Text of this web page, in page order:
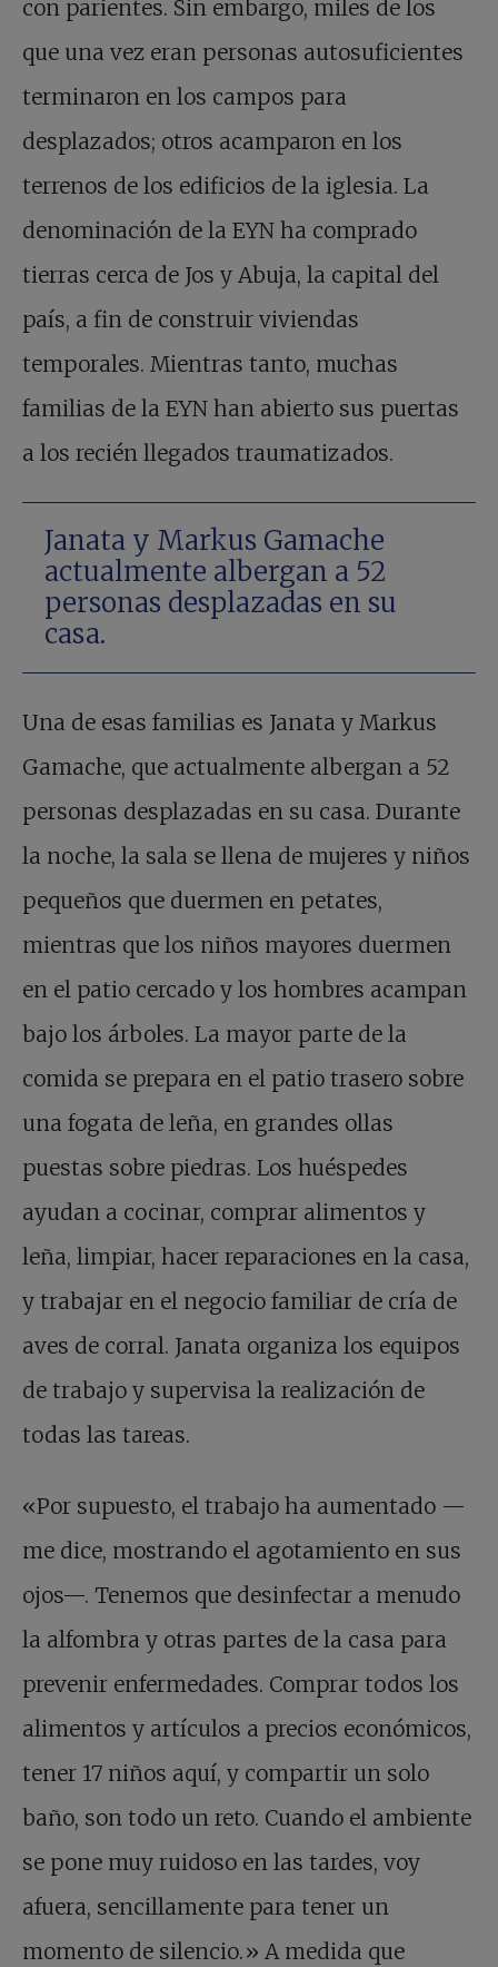
con parientes. Sin embargo, miles de los
que una vez eran personas autosuficientes
terminaron en los campos para
desplazados; otros acamparon en los
terrenos de los edificios de la iglesia. La
denominación de la EYN ha comprado
tierras cerca de Jos y Abuja, la capital del
país, a fin de construir viviendas
temporales. Mientras tanto, muchas
familias de la EYN han abierto sus puertas
a los recién llegados traumatizados.
Janata y Markus Gamache
actualmente albergan a 52
personas desplazadas en su
casa.
Una de esas familias es Janata y Markus
Gamache, que actualmente albergan a 52
personas desplazadas en su casa. Durante
la noche, la sala se llena de mujeres y niños
pequeños que duermen en petates,
mientras que los niños mayores duermen
en el patio cercado y los hombres acampan
bajo los árboles. La mayor parte de la
comida se prepara en el patio trasero sobre
una fogata de leña, en grandes ollas
puestas sobre piedras. Los huéspedes
ayudan a cocinar, comprar alimentos y
leña, limpiar, hacer reparaciones en la casa,
y trabajar en el negocio familiar de cría de
aves de corral. Janata organiza los equipos
de trabajo y supervisa la realización de
todas las tareas.
«Por supuesto, el trabajo ha aumentado —
me dice, mostrando el agotamiento en sus
ojos—. Tenemos que desinfectar a menudo
la alfombra y otras partes de la casa para
prevenir enfermedades. Comprar todos los
alimentos y artículos a precios económicos,
tener 17 niños aquí, y compartir un solo
baño, son todo un reto. Cuando el ambiente
se pone muy ruidoso en las tardes, voy
afuera, sencillamente para tener un
momento de silencio.» A medida que